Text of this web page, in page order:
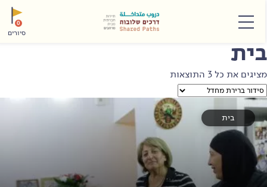
תפריט 0
סיורים
את כל ⁦3⁩ התוצאות
בית